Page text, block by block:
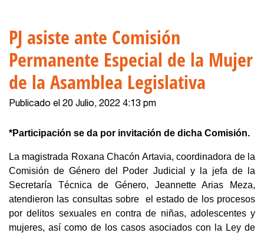
PJ asiste ante Comisión
Permanente Especial de la Mujer
de la Asamblea Legislativa
Publicado el 20 Julio, 2022 4:13 pm
*Participación se da por invitación de dicha Comisión.
La magistrada Roxana Chacón Artavia, coordinadora de la
Comisión de Género del Poder Judicial y la jefa de la
Secretaría Técnica de Género, Jeannette Arias Meza,
atendieron las consultas sobre el estado de los procesos
por delitos sexuales en contra de niñas, adolescentes y
mujeres, así como de los casos asociados con la Ley de